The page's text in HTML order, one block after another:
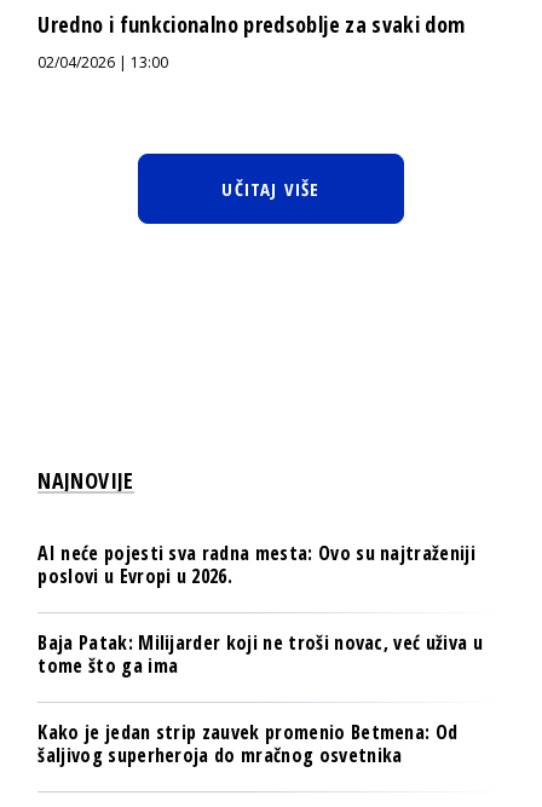
Uredno i funkcionalno predsoblje za svaki dom
02/04/2026 | 13:00
UČITAJ VIŠE
NAJNOVIJE
AI neće pojesti sva radna mesta: Ovo su najtraženiji
poslovi u Evropi u 2026.
Baja Patak: Milijarder koji ne troši novac, već uživa u
tome što ga ima
Kako je jedan strip zauvek promenio Betmena: Od
šaljivog superheroja do mračnog osvetnika